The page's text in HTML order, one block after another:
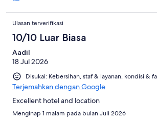
Ulasan terverifikasi
10/10 Luar Biasa
Aadil
18 Jul 2026
Disukai: Kebersihan, staf & layanan, kondisi &
Terjemahkan dengan Google
Excellent hotel and location
Menginap 1 malam pada bulan Juli 2026